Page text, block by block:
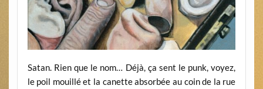
Satan. Rien que le nom… Déjà, ça sent le punk, voyez,
le poil mouillé et la canette absorbée au coin de la rue